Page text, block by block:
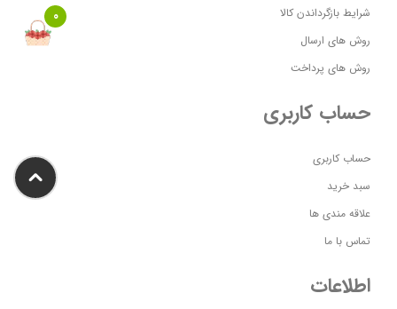
شرایط بازگرداندن کالا
روش های ارسال
روش های پرداخت
حساب کاربری
حساب کاربری
سبد خرید
علاقه مندی ها
تماس با ما
اطلاعات
0